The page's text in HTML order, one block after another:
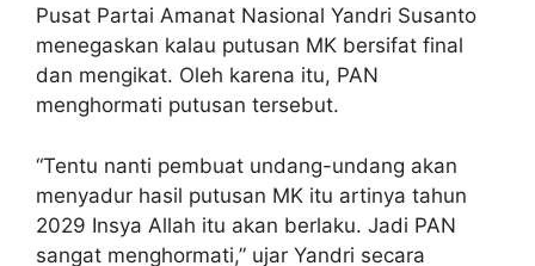
Pusat Partai Amanat Nasional Yandri Susanto
menegaskan kalau putusan MK bersifat final
dan mengikat. Oleh karena itu, PAN
menghormati putusan tersebut.
“Tentu nanti pembuat undang-undang akan
menyadur hasil putusan MK itu artinya tahun
2029 Insya Allah itu akan berlaku. Jadi PAN
sangat menghormati,” ujar Yandri secara